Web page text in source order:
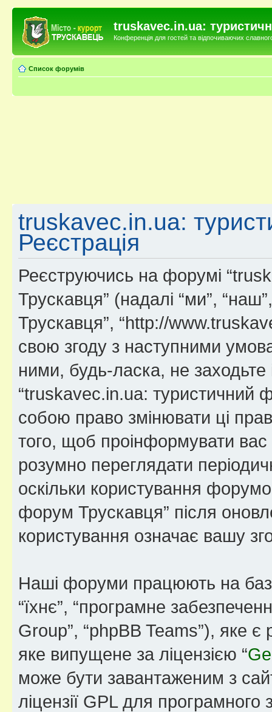
truskavec.in.ua:
Конференція для гостей та відпочиваючих
Список форумів
truskavec.in.ua:
Реєстрація
Реєструючись на форумі
Трускавця” (надалі “ми”,
Трускавця”, “http://
свою згоду з наступними
ними, будь-ласка, не заходьте
“truskavec.in.ua:
собою право змінювати ці
того, щоб проінформувати
розумно переглядати
оскільки користування
форум Трускавця” після
користування означає вашу
Наші форуми працюють на
“їхнє”, “програмне
Group”, “phpBB Teams”), яке
яке випущене за ліцензією “
може бути завантаженим з
ліцензії GPL для